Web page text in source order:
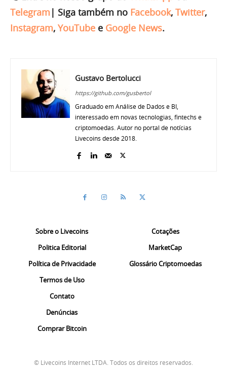
Telegram | Siga também no Facebook, Twitter,
Instagram, YouTube e Google News.
Gustavo Bertolucci
https://github.com/gusbertol
Graduado em Análise de Dados e BI,
interessado em novas tecnologias, fintechs e
criptomoedas. Autor no portal de notícias
Livecoins desde 2018.
Sobre o Livecoins
Politica Editorial
Política de Privacidade
Termos de Uso
Contato
Denúncias
Comprar Bitcoin
Cotações
MarketCap
Glossário Criptomoedas
© Livecoins Internet LTDA. Todos os direitos reservados.